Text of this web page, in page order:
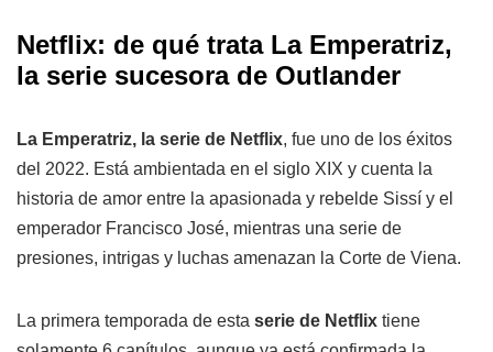
Netflix: de qué trata La Emperatriz,
la serie sucesora de Outlander
La Emperatriz, la serie de Netflix, fue uno de los éxitos
del 2022. Está ambientada en el siglo XIX y cuenta la
historia de amor entre la apasionada y rebelde Sissí y el
emperador Francisco José, mientras una serie de
presiones, intrigas y luchas amenazan la Corte de Viena.
La primera temporada de esta serie de Netflix tiene